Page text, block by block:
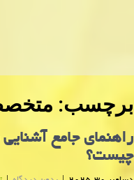
برچسب:
راهنمای جامع آشنایی
چیست؟